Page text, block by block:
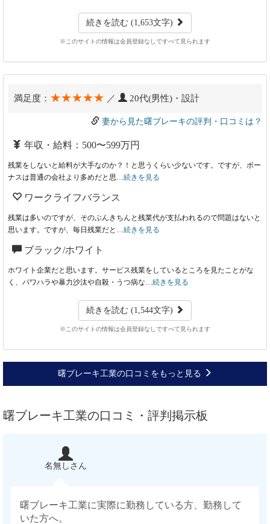
続きを読む (1,653文字)
※このサイトの情報は会員登録なしですべて見られます
満足度： ★★★★★ ／ 20代(男性)・設計
妻から見た曙ブレーキの評判・口コミは？
年収・給料：500〜599万円
残業をしないと給料が大手なのか？！と思うくらい少ないです。ですが、ボー
ナスは普通の会社より多めだと思… 続きを見る
ワークライフバランス
残業は多いのですが、そのぶんきちんと残業代が支払われるので問題はないと
思います。ですが、毎日残業だと… 続きを見る
ブラック/ホワイト
ホワイト企業だと思います。サービス残業をしているところを見たことがな
く、パワハラや暴力沙汰や自殺・うつ病な… 続きを見る
続きを読む (1,544文字)
※このサイトの情報は会員登録なしですべて見られます
曙ブレーキ工業の口コミをもっと見る
曙ブレーキ工業の口コミ・評判掲示板
名無しさん
曙ブレーキ工業に実際に勤務している方、勤務して
いた方へ。